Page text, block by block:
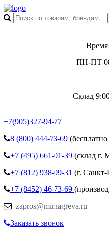
Время
ПН-ПТ
Склад
+7(905)327-94-77
8 (800) 444-73-69
+7 (495) 661-01-39 (склад г.
+7 (812) 938-09-31 (г. Санкт-
+7 (8452) 46-73-69
zapros@mirnagreva.ru
Заказать звонок